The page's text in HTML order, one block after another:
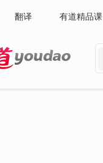
翻译 有道精品课